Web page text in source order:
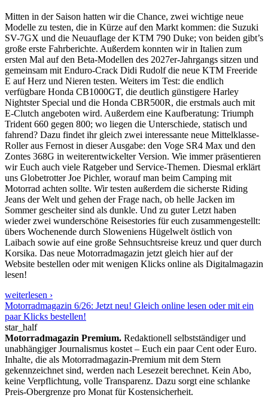
Mitten in der Saison hatten wir die Chance, zwei wichtige neue
Modelle zu testen, die in Kürze auf den Markt kommen: die Suzuki
SV-7GX und die Neuauflage der KTM 790 Duke; von beiden gibt’s
große erste Fahrberichte. Außerdem konnten wir in Italien zum
ersten Mal auf den Beta-Modellen des 2027er-Jahrgangs sitzen und
gemeinsam mit Enduro-Crack Didi Rudolf die neue KTM Freeride
E auf Herz und Nieren testen. Weiters im Test: die endlich
verfügbare Honda CB1000GT, die deutlich günstigere Harley
Nightster Special und die Honda CBR500R, die erstmals auch mit
E-Clutch angeboten wird. Außerdem eine Kaufberatung: Triumph
Trident 660 gegen 800; wo liegen die Unterschiede, statisch und
fahrend? Dazu findet ihr gleich zwei interessante neue Mittelklasse-
Roller aus Fernost in dieser Ausgabe: den Voge SR4 Max und den
Zontes 368G in weiterentwickelter Version. Wie immer präsentieren
wir Euch auch viele Ratgeber und Service-Themen. Diesmal erklärt
uns Globetrotter Joe Pichler, worauf man beim Camping mit
Motorrad achten sollte. Wir testen außerdem die sicherste Riding
Jeans der Welt und gehen der Frage nach, ob helle Jacken im
Sommer gescheiter sind als dunkle. Und zu guter Letzt haben
wieder zwei wunderschöne Reisestories für euch zusammengestellt:
übers Wochenende durch Sloweniens Hügelwelt östlich von
Laibach sowie auf eine große Sehnsuchtsreise kreuz und quer durch
Korsika. Das neue Motorradmagazin jetzt gleich hier auf der
Website bestellen oder mit wenigen Klicks online als Digitalmagazin
lesen!
weiterlesen ›
Motorradmagazin 6/26: Jetzt neu! Gleich online lesen oder mit ein
paar Klicks bestellen!
star_half
Motorradmagazin Premium. Redaktionell selbstständiger und
unabhängiger Journalismus kostet – Euch ein paar Cent oder Euro.
Inhalte, die als Motorradmagazin-Premium mit dem Stern
gekennzeichnet sind, werden nach Lesezeit berechnet. Kein Abo,
keine Verpflichtung, volle Transparenz. Dazu sorgt eine schlanke
Preis-Obergrenze pro Monat für Kostensicherheit.